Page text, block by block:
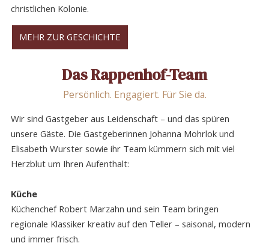
christlichen Kolonie.
MEHR ZUR GESCHICHTE
Das Rappenhof-Team
Persönlich. Engagiert. Für Sie da.
Wir sind Gastgeber aus Leidenschaft – und das spüren
unsere Gäste. Die Gastgeberinnen Johanna Mohrlok und
Elisabeth Wurster sowie ihr Team kümmern sich mit viel
Herzblut um Ihren Aufenthalt:
Küche
Küchenchef Robert Marzahn und sein Team bringen
regionale Klassiker kreativ auf den Teller – saisonal, modern
und immer frisch.